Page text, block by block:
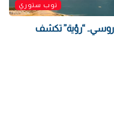
توب ستوري
روسي.. “رؤية” تكشف